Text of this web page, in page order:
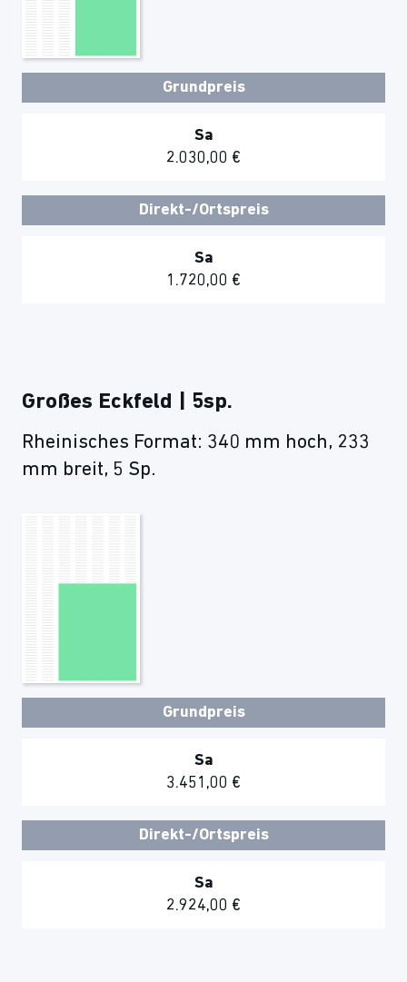
Grundpreis
Sa
2.030,00 €
Direkt-/Ortspreis
Sa
1.720,00 €
Großes Eckfeld | 5sp.
Rheinisches Format: 340 mm hoch, 233
mm breit, 5 Sp.
Grundpreis
Sa
3.451,00 €
Direkt-/Ortspreis
Sa
2.924,00 €